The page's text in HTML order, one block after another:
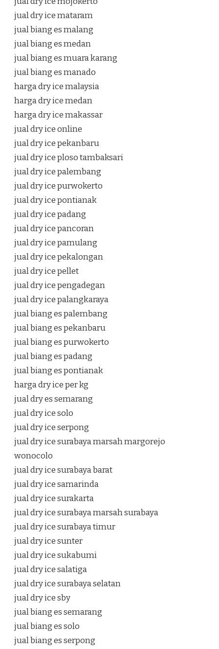
jual dry ice mataram
jual biang es malang
jual biang es medan
jual biang es muara karang
jual biang es manado
harga dry ice malaysia
harga dry ice medan
harga dry ice makassar
jual dry ice online
jual dry ice pekanbaru
jual dry ice ploso tambaksari
jual dry ice palembang
jual dry ice purwokerto
jual dry ice pontianak
jual dry ice padang
jual dry ice pancoran
jual dry ice pamulang
jual dry ice pekalongan
jual dry ice pellet
jual dry ice pengadegan
jual dry ice palangkaraya
jual biang es palembang
jual biang es pekanbaru
jual biang es purwokerto
jual biang es padang
jual biang es pontianak
harga dry ice per kg
jual dry es semarang
jual dry ice solo
jual dry ice serpong
jual dry ice surabaya marsah margorejo
wonocolo
jual dry ice surabaya barat
jual dry ice samarinda
jual dry ice surakarta
jual dry ice surabaya marsah surabaya
jual dry ice surabaya timur
jual dry ice sunter
jual dry ice sukabumi
jual dry ice salatiga
jual dry ice surabaya selatan
jual dry ice sby
jual biang es semarang
jual biang es solo
jual biang es serpong